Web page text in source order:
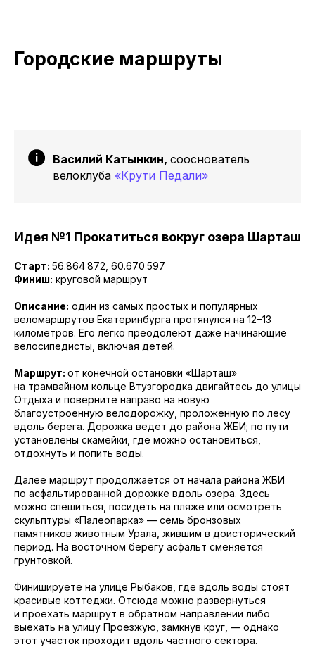
Городские маршруты
Василий Катынкин, сооснователь
велоклуба «Крути Педали»
Идея №1 Прокатиться вокруг озера Шарташ
Старт: 56.864 872, 60.670 597
Финиш: круговой маршрут
Описание: один из самых простых и популярных
веломаршрутов Екатеринбурга протянулся на 12−13
километров. Его легко преодолеют даже начинающие
велосипедисты, включая детей.
Маршрут: от конечной остановки «Шарташ»
на трамвайном кольце Втузгородка двигайтесь до улицы
Отдыха и поверните направо на новую
благоустроенную велодорожку, проложенную по лесу
вдоль берега. Дорожка ведет до района ЖБИ; по пути
установлены скамейки, где можно остановиться,
отдохнуть и попить воды.
Далее маршрут продолжается от начала района ЖБИ
по асфальтированной дорожке вдоль озера. Здесь
можно спешиться, посидеть на пляже или осмотреть
скульптуры «Палеопарка» — семь бронзовых
памятников животным Урала, жившим в доисторический
период. На восточном берегу асфальт сменяется
грунтовкой.
Финишируете на улице Рыбаков, где вдоль воды стоят
красивые коттеджи. Отсюда можно развернуться
и проехать маршрут в обратном направлении либо
выехать на улицу Проезжую, замкнув круг, — однако
этот участок проходит вдоль частного сектора.